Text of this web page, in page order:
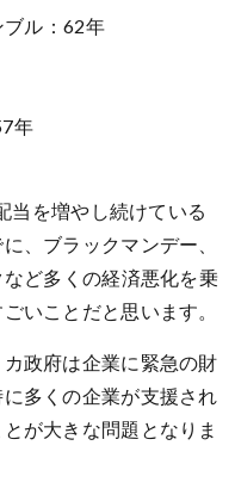
ル：62年
年
当を増やし続けている
、ブラックマンデー、
ど多くの経済悪化を乗
いことだと思います。
政府は企業に緊急の財
多くの企業が支援され
が大きな問題となりま